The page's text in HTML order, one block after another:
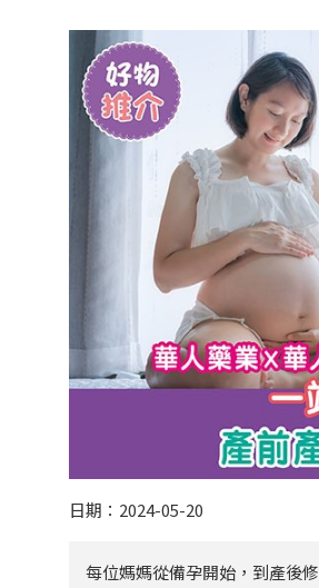
日期：2024-05-20
每位媽媽從備孕開始，到產後